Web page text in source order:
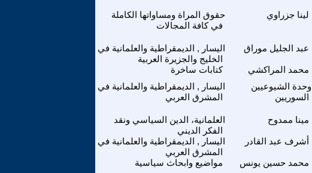
حقوق المراة ومساواتها الكاملة
في كافة المجالات
لينا جزراوي
اليسار , الديمقراطية والعلمانية في
الخليج والجزيرة العربية
عبد الجليل موراق
كتابات ساخرة محمد المراكشي
اليسار , الديمقراطية والعلمانية في
المشرق العربي
وحدة الشيوعيين
السوريين
العلمانية، الدين السياسي ونقد
الفكر الديني
مينا ممدوح
اليسار , الديمقراطية والعلمانية في
المشرق العربي
أشرف عبد القادر
مواضيع وابحاث سياسية محمد حسين يونس